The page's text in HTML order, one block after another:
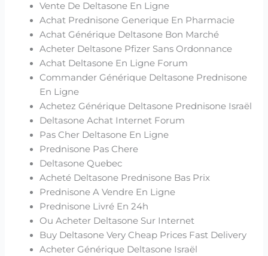
Vente De Deltasone En Ligne
Achat Prednisone Generique En Pharmacie
Achat Générique Deltasone Bon Marché
Acheter Deltasone Pfizer Sans Ordonnance
Achat Deltasone En Ligne Forum
Commander Générique Deltasone Prednisone
En Ligne
Achetez Générique Deltasone Prednisone Israël
Deltasone Achat Internet Forum
Pas Cher Deltasone En Ligne
Prednisone Pas Chere
Deltasone Quebec
Acheté Deltasone Prednisone Bas Prix
Prednisone A Vendre En Ligne
Prednisone Livré En 24h
Ou Acheter Deltasone Sur Internet
Buy Deltasone Very Cheap Prices Fast Delivery
Acheter Générique Deltasone Israël